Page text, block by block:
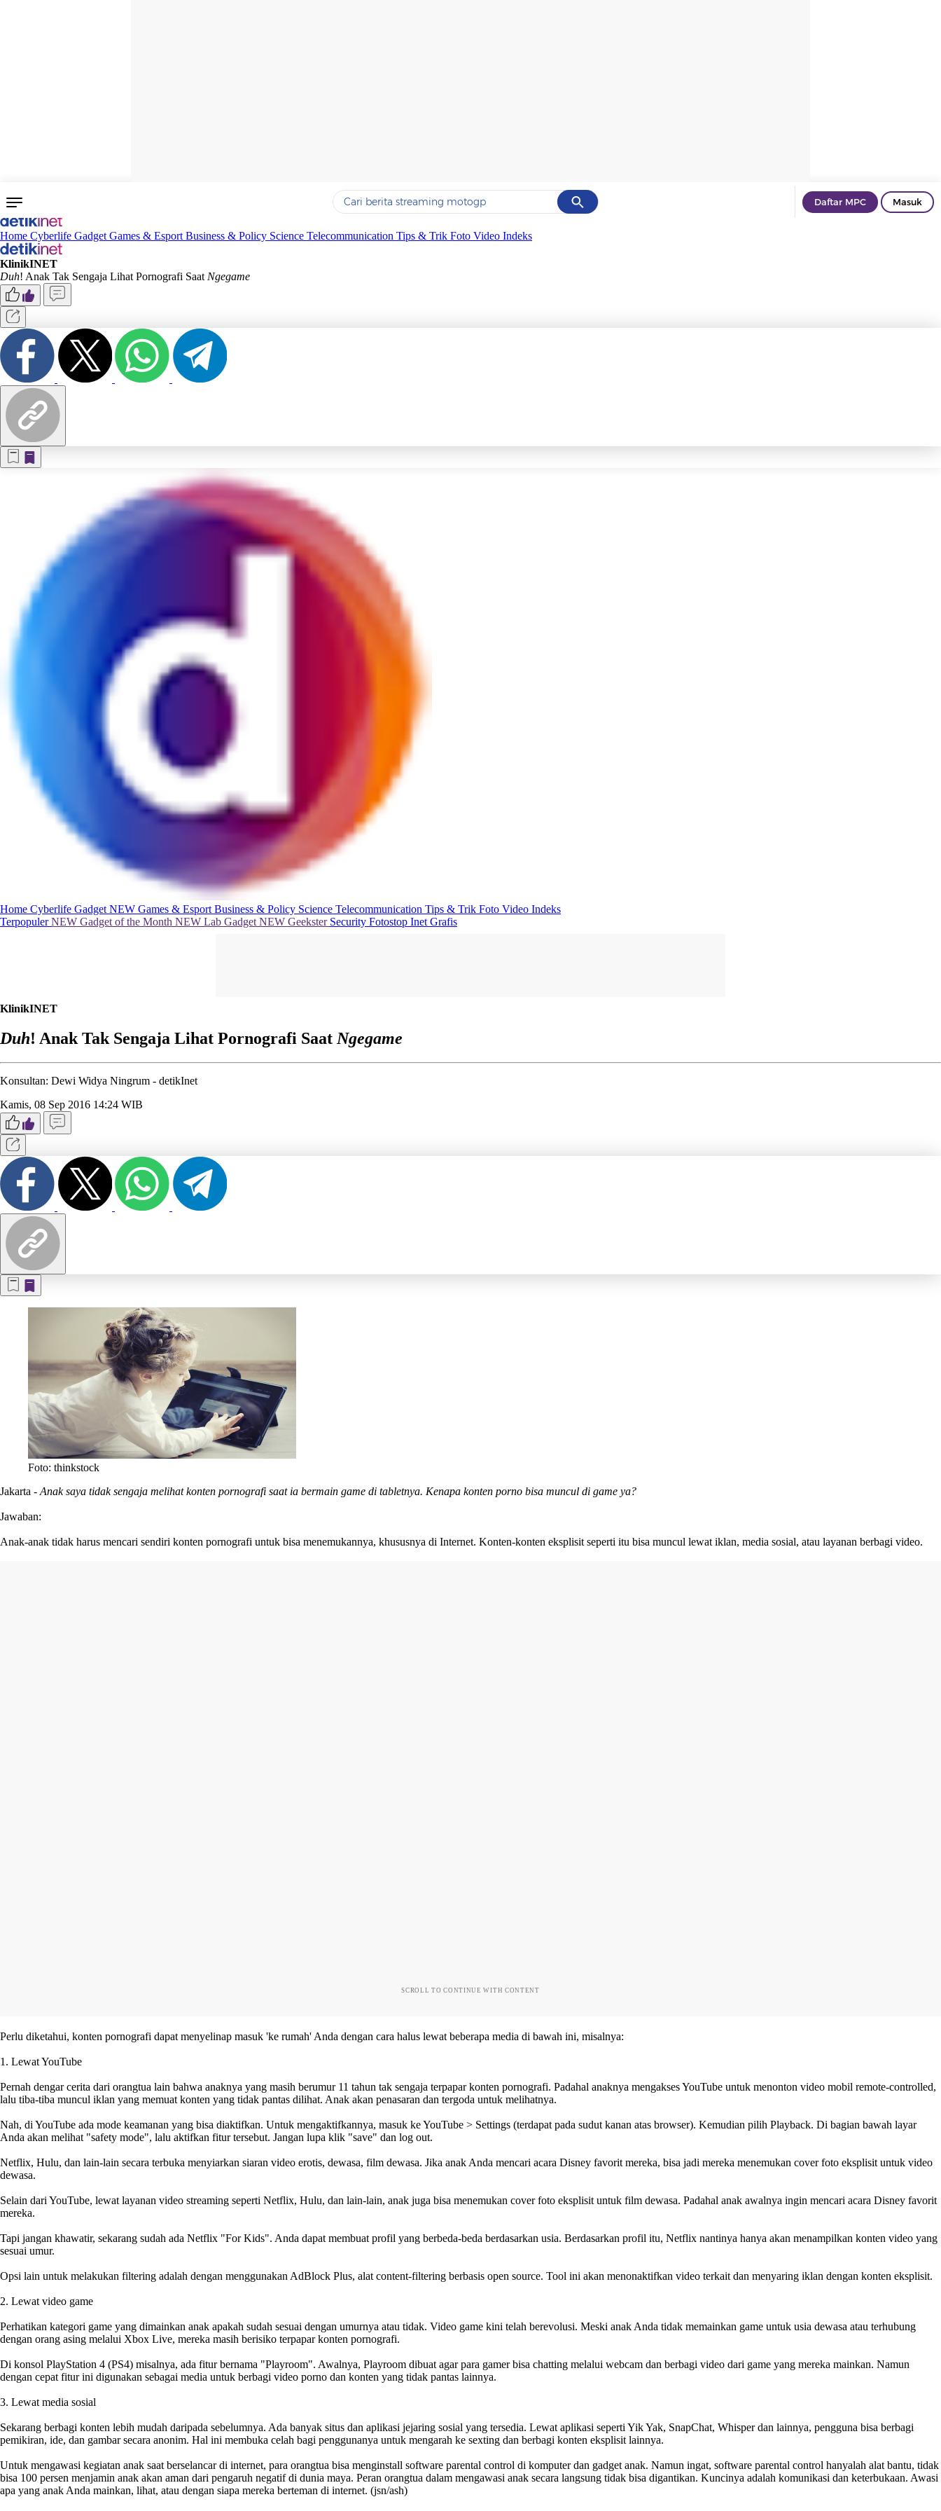
Cancel
Yang sedang ramai dicari
Daftar MPC Masuk
Home Cyberlife Gadget Games & Esport Business & Policy Science Telecommunication Tips & Trik Foto Video Indeks
KlinikINET
Duh! Anak Tak Sengaja Lihat Pornografi Saat Ngegame
Home Cyberlife Gadget NEW Games & Esport Business & Policy Science Telecommunication Tips & Trik Foto Video Indeks
TerpopulerNEW Gadget of the Month NEW Lab Gadget NEW Geekster Security Fotostop Inet Grafis
KlinikINET
Duh! Anak Tak Sengaja Lihat Pornografi Saat Ngegame
Konsultan: Dewi Widya Ningrum - detikInet
Kamis, 08 Sep 2016 14:24 WIB
Foto: thinkstock
Jakarta - Anak saya tidak sengaja melihat konten pornografi saat ia bermain game di tabletnya. Kenapa konten porno bisa muncul di game ya?
Jawaban:
Anak-anak tidak harus mencari sendiri konten pornografi untuk bisa menemukannya, khususnya di Internet. Konten-konten eksplisit seperti itu bisa muncul lewat iklan, media sosial, atau layanan berbagi video.
SCROLL TO CONTINUE WITH CONTENT
Perlu diketahui, konten pornografi dapat menyelinap masuk 'ke rumah' Anda dengan cara halus lewat beberapa media di bawah ini, misalnya:
1. Lewat YouTube
Pernah dengar cerita dari orangtua lain bahwa anaknya yang masih berumur 11 tahun tak sengaja terpapar konten pornografi. Padahal anaknya mengakses YouTube untuk menonton video mobil remote-controlled,
lalu tiba-tiba muncul iklan yang memuat konten yang tidak pantas dilihat. Anak akan penasaran dan tergoda untuk melihatnya.
Nah, di YouTube ada mode keamanan yang bisa diaktifkan. Untuk mengaktifkannya, masuk ke YouTube > Settings (terdapat pada sudut kanan atas browser). Kemudian pilih Playback. Di bagian bawah layar
Anda akan melihat "safety mode", lalu aktifkan fitur tersebut. Jangan lupa klik "save" dan log out.
Netflix, Hulu, dan lain-lain secara terbuka menyiarkan siaran video erotis, dewasa, film dewasa. Jika anak Anda mencari acara Disney favorit mereka, bisa jadi mereka menemukan cover foto eksplisit untuk video
dewasa.
Selain dari YouTube, lewat layanan video streaming seperti Netflix, Hulu, dan lain-lain, anak juga bisa menemukan cover foto eksplisit untuk film dewasa. Padahal anak awalnya ingin mencari acara Disney favorit
mereka.
Tapi jangan khawatir, sekarang sudah ada Netflix "For Kids". Anda dapat membuat profil yang berbeda-beda berdasarkan usia. Berdasarkan profil itu, Netflix nantinya hanya akan menampilkan konten video yang
sesuai umur.
Opsi lain untuk melakukan filtering adalah dengan menggunakan AdBlock Plus, alat content-filtering berbasis open source. Tool ini akan menonaktifkan video terkait dan menyaring iklan dengan konten eksplisit.
2. Lewat video game
Perhatikan kategori game yang dimainkan anak apakah sudah sesuai dengan umurnya atau tidak. Video game kini telah berevolusi. Meski anak Anda tidak memainkan game untuk usia dewasa atau terhubung
dengan orang asing melalui Xbox Live, mereka masih berisiko terpapar konten pornografi.
Di konsol PlayStation 4 (PS4) misalnya, ada fitur bernama "Playroom". Awalnya, Playroom dibuat agar para gamer bisa chatting melalui webcam dan berbagi video dari game yang mereka mainkan. Namun
dengan cepat fitur ini digunakan sebagai media untuk berbagi video porno dan konten yang tidak pantas lainnya.
3. Lewat media sosial
Sekarang berbagi konten lebih mudah daripada sebelumnya. Ada banyak situs dan aplikasi jejaring sosial yang tersedia. Lewat aplikasi seperti Yik Yak, SnapChat, Whisper dan lainnya, pengguna bisa berbagi
pemikiran, ide, dan gambar secara anonim. Hal ini membuka celah bagi penggunanya untuk mengarah ke sexting dan berbagi konten eksplisit lainnya.
Untuk mengawasi kegiatan anak saat berselancar di internet, para orangtua bisa menginstall software parental control di komputer dan gadget anak. Namun ingat, software parental control hanyalah alat bantu, tidak
bisa 100 persen menjamin anak akan aman dari pengaruh negatif di dunia maya. Peran orangtua dalam mengawasi anak secara langsung tidak bisa digantikan. Kuncinya adalah komunikasi dan keterbukaan. Awasi
apa yang anak Anda mainkan, lihat, atau dengan siapa mereka berteman di internet. (jsn/ash)